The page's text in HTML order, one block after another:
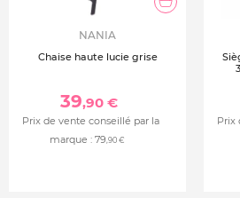
NANIA
Chaise haute lucie grise
39,90 €
Prix de vente conseillé par la
marque : 79,90 €
Prix